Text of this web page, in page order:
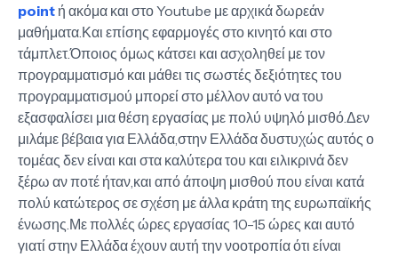
point ή ακόμα και στο Youtube με αρχικά δωρεάν
μαθήματα.Και επίσης εφαρμογές στο κινητό και στο
τάμπλετ.Όποιος όμως κάτσει και ασχοληθεί με τον
προγραμματισμό και μάθει τις σωστές δεξιότητες του
προγραμματισμού μπορεί στο μέλλον αυτό να του
εξασφαλίσει μια θέση εργασίας με πολύ υψηλό μισθό.Δεν
μιλάμε βέβαια για Ελλάδα,στην Ελλάδα δυστυχώς αυτός ο
τομέας δεν είναι και στα καλύτερα του και ειλικρινά δεν
ξέρω αν ποτέ ήταν,και από άποψη μισθού που είναι κατά
πολύ κατώτερος σε σχέση με άλλα κράτη της ευρωπαϊκής
ένωσης.Με πολλές ώρες εργασίας 10-15 ώρες και αυτό
γιατί στην Ελλάδα έχουν αυτή την νοοτροπία ότι είναι